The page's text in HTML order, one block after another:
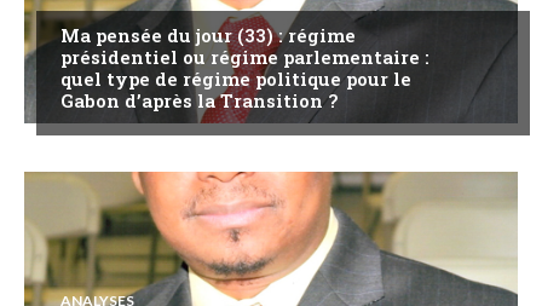
Ma pensée du jour (33) : régime
présidentiel ou régime parlementaire :
quel type de régime politique pour le
Gabon d’après la Transition ?
ANALYSES